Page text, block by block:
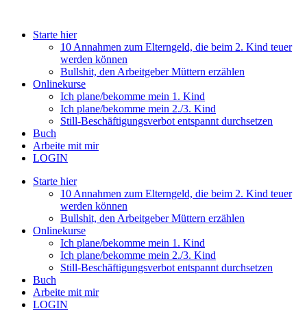
Starte hier
10 Annahmen zum Elterngeld, die beim 2. Kind teuer
werden können
Bullshit, den Arbeitgeber Müttern erzählen
Onlinekurse
Ich plane/bekomme mein 1. Kind
Ich plane/bekomme mein 2./3. Kind
Still-Beschäftigungsverbot entspannt durchsetzen
Buch
Arbeite mit mir
LOGIN
Starte hier
10 Annahmen zum Elterngeld, die beim 2. Kind teuer
werden können
Bullshit, den Arbeitgeber Müttern erzählen
Onlinekurse
Ich plane/bekomme mein 1. Kind
Ich plane/bekomme mein 2./3. Kind
Still-Beschäftigungsverbot entspannt durchsetzen
Buch
Arbeite mit mir
LOGIN